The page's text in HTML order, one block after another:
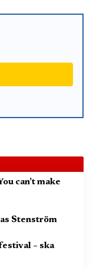
can’t make
Stenström
– ska